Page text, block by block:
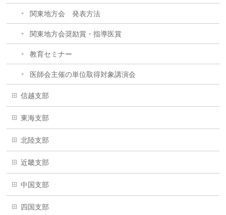
関東地方会 発表方法
関東地方会奨励賞・指導医賞
教育セミナー
医師会主催の単位取得対象講演会
信越支部
東海支部
北陸支部
近畿支部
中国支部
四国支部